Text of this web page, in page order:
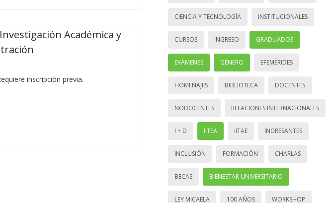
Académica y
inscripción previa.
CIENCIA Y TECNOLOGÍA INSTITUCIONALES
CURSOS INGRESO GRADUADOS
EXÁMENES GÉNERO EFEMÉRIDES
HOMENAJES BIBLIOTECA DOCENTES
NODOCENTES RELACIONES INTERNACIONALES
I + D IITEA IITAE INGRESANTES
INCLUSIÓN FORMACIÓN CHARLAS
BECAS BIENESTAR UNIVERSITARIO
LEY MICAELA 100 AÑOS WORKSHOP